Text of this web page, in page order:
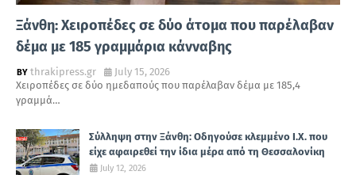
Ξάνθη: Χειροπέδες σε δύο άτομα που παρέλαβαν
δέμα με 185 γραμμάρια κάνναβης
thrakipress.gr
July 15, 2026
Χειροπέδες σε δύο ημεδαπούς που παρέλαβαν δέμα με 185,4
γραμμά…
Σύλληψη στην Ξάνθη: Οδηγούσε κλεμμένο Ι.Χ. που
είχε αφαιρεθεί την ίδια μέρα από τη Θεσσαλονίκη
July 12, 2026